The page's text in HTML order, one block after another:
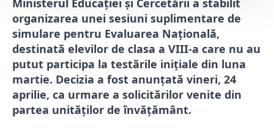
Ministerul Educației și Cercetării a stabilit
organizarea unei sesiuni suplimentare de
simulare pentru Evaluarea Națională,
destinată elevilor de clasa a VIII-a care nu au
putut participa la testările inițiale din luna
martie. Decizia a fost anunțată vineri, 24
aprilie, ca urmare a solicitărilor venite din
partea unităților de învățământ.